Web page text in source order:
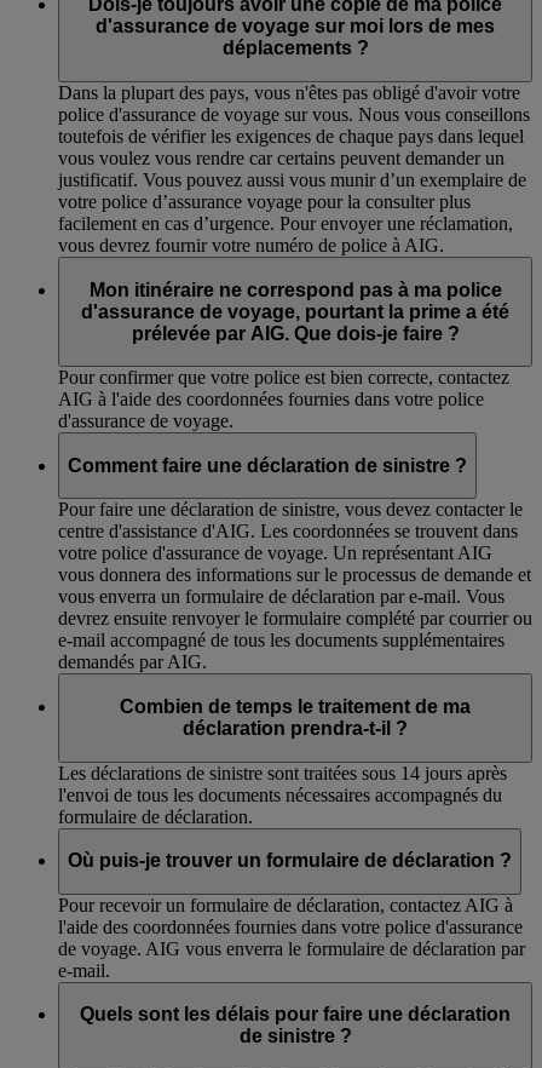
Dois-je toujours avoir une copie de ma police
d'assurance de voyage sur moi lors de mes
déplacements ?
Dans la plupart des pays, vous n'êtes pas obligé d'avoir votre
police d'assurance de voyage sur vous. Nous vous conseillons
toutefois de vérifier les exigences de chaque pays dans lequel
vous voulez vous rendre car certains peuvent demander un
justificatif. Vous pouvez aussi vous munir d’un exemplaire de
votre police d’assurance voyage pour la consulter plus
facilement en cas d’urgence. Pour envoyer une réclamation,
vous devrez fournir votre numéro de police à AIG.
Mon itinéraire ne correspond pas à ma police
d'assurance de voyage, pourtant la prime a été
prélevée par AIG. Que dois-je faire ?
Pour confirmer que votre police est bien correcte, contactez
AIG à l'aide des coordonnées fournies dans votre police
d'assurance de voyage.
Comment faire une déclaration de sinistre ?
Pour faire une déclaration de sinistre, vous devez contacter le
centre d'assistance d'AIG. Les coordonnées se trouvent dans
votre police d'assurance de voyage. Un représentant AIG
vous donnera des informations sur le processus de demande et
vous enverra un formulaire de déclaration par e-mail. Vous
devrez ensuite renvoyer le formulaire complété par courrier ou
e-mail accompagné de tous les documents supplémentaires
demandés par AIG.
Combien de temps le traitement de ma
déclaration prendra-t-il ?
Les déclarations de sinistre sont traitées sous 14 jours après
l'envoi de tous les documents nécessaires accompagnés du
formulaire de déclaration.
Où puis-je trouver un formulaire de déclaration ?
Pour recevoir un formulaire de déclaration, contactez AIG à
l'aide des coordonnées fournies dans votre police d'assurance
de voyage. AIG vous enverra le formulaire de déclaration par
e-mail.
Quels sont les délais pour faire une déclaration
de sinistre ?